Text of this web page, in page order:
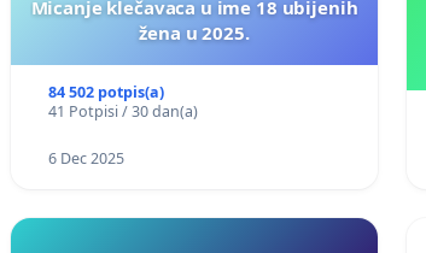
Micanje klečavaca u ime 18 ubijenih
žena u 2025.
84 502 potpis(a)
41 Potpisi / 30 dan(a)
6 Dec 2025